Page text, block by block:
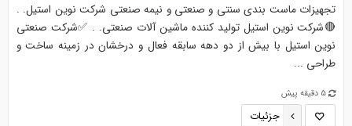
تجهیزات ماست بندی سنتی و صنعتی و نیمه صنعتی شرکت نوین استیل. .
🔴شرکت نوین استیل تولید کننده ماشین آلات صنعتی. . ✅شرکت صنعتی
نوین استیل با بیش از دو دهه سابقه فعال و درخشان در زمینه ساخت و
طراحی ...
5 دقیقه پیش
جزئیات